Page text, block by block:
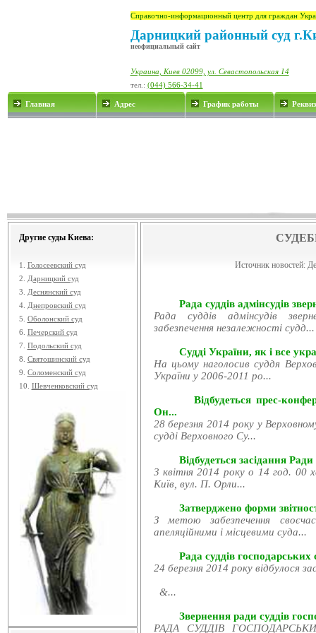
Справочно-информационный центр для граждан
Дарницкий районный суд
неофициальный сайт
Украина, Киев 02099, ул. Севастопольская 14
тел.: (044) 566-34-41
Главная Адрес График работы
Другие суды Киева:
1. Голосеевский суд
2.
Дарницкий суд
3.
Деснянский суд
4. Днепровский суд
5. Оболонский суд
6. Печерский суд
7. Подольский суд
8. Святошинский суд
9. Соломенский суд
10. Шевченковский суд
Источник новостей:
Рада суддів адмінсудів
Рада суддів адмінсудів
забезпечення незалежності судд...
Судді України, як і все
На цьому наголосив суддя
України у 2006-2011 ро...
Відбудеться прес-
Он...
28 березня 2014 року у
судді Верховного Су...
Відбудеться засідання
3 квітня 2014 року о 14 год. 00
Київ, вул. П. Орли...
Затверджено форми
З метою забезпечення
апеляційними і місцевими суда...
Рада суддів господарських
24 березня 2014 року відбулося
&...
Звернення ради суддів
РАДА СУДДІВ